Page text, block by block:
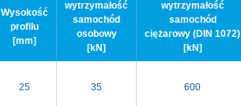
Wysokość
profilu
[mm]
wytrzymałość
samochód
osobowy
[kN]
wytrzymałość
samochód
ciężarowy (DIN 1072)
[kN]
25 35 600